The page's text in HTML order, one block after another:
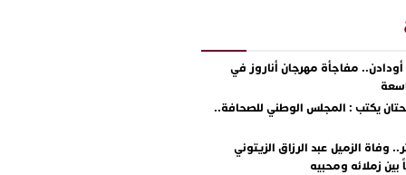
مفاجأة مهرجان أناروز في
يكتب : المجلس الوطني للصحافة..
وفاة الزميل عبد الرزاق الزيتوني
بين زملائه ومحبيه